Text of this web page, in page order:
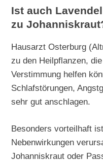
Ist auch
zu
Hausarzt Osterburg
zu den Heilpflanzen,
Verstimmung helfen
Schlafstörungen,
sehr gut anschlagen.
Besonders vorteilhaft
Nebenwirkungen
Johanniskraut oder